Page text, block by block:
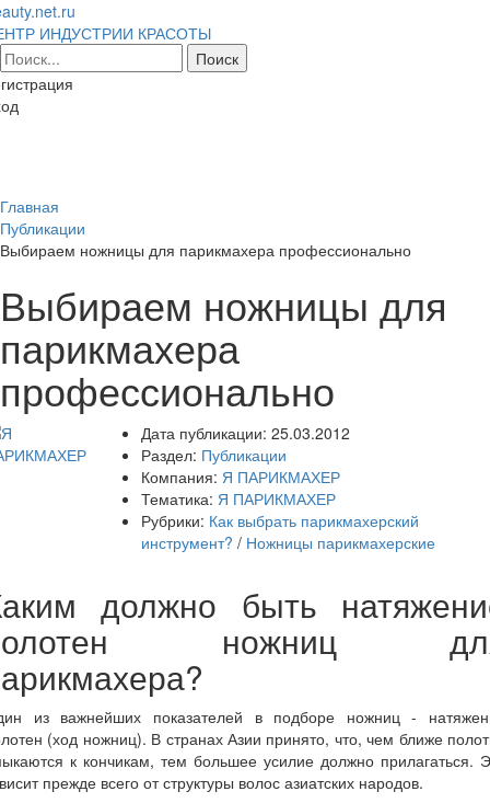
ИНДУСТРИИ КРАСОТЫ
Главная
Публикации
Выбираем ножницы для парикмахера профессионально
Выбираем ножницы для
парикмахера
профессионально
Дата публикации: 25.03.2012
Раздел: Публикации
Компания: Я ПАРИКМАХЕР
Тематика: Я ПАРИКМАХЕР
Рубрики: Как выбрать парикмахерский
инструмент? / Ножницы парикмахерские
должно быть
ножниц
из важнейших показателей в подборе ножниц -
(ход ножниц). В странах Азии принято, что, чем ближе
к кончикам, тем большее усилие должно прилагаться.
прежде всего от структуры волос азиатских народов.